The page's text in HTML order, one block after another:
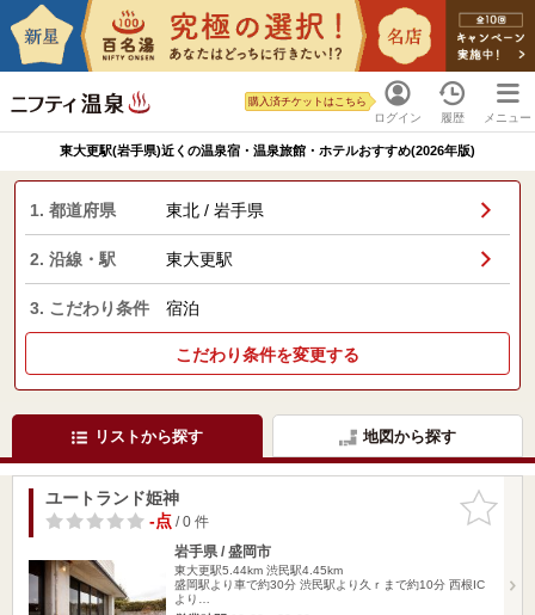
ログイン
購入済チケットはこちら
履歴 メニュー
東大更駅(岩手県)近くの温泉宿・温泉旅館・ホテルおすすめ(2026年版)
1. 都道府県 東北 / 岩手県
2. 沿線・駅 東大更駅
3. こだわり条件 宿泊
こだわり条件を変更する
リストから探す 地図から探す
お気に入
りに追加
ユートランド姫神
-点/ 0 件
岩手県 / 盛岡市
東大更駅5.44km 渋民駅4.45km
盛岡駅より車で約30分 渋民駅より久ｒまで約10分 西根IC
より…